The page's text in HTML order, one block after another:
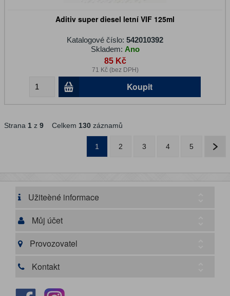
Aditiv super diesel letní VIF 125ml
Katalogové číslo: 542010392
Skladem: Ano
85 Kč
71 Kč (bez DPH)
Koupit
Strana 1 z 9 Celkem 130 záznamů
1 2 3 4 5
Užiteèné informace
Můj účet
Provozovatel
Kontakt